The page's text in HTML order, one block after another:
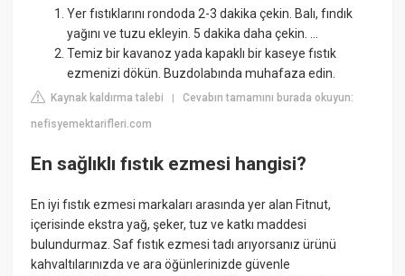
Yer fıstıklarını rondoda 2-3 dakika çekin. Balı, fındık
yağını ve tuzu ekleyin. 5 dakika daha çekin. ...
Temiz bir kavanoz yada kapaklı bir kaseye fıstık
ezmenizi dökün. Buzdolabında muhafaza edin.
Kaynak kaldırma talebi |Cevabın tamamını burada okuyun:
nefisyemektarifleri.com
En sağlıklı fıstık ezmesi hangisi?
En iyi fıstık ezmesi markaları arasında yer alan Fitnut,
içerisinde ekstra yağ, şeker, tuz ve katkı maddesi
bulundurmaz. Saf fıstık ezmesi tadı arıyorsanız ürünü
kahvaltılarınızda ve ara öğünlerinizde güvenle